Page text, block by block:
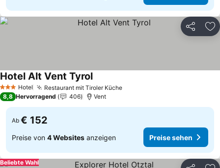
Teilen
3 SterneHotel Restaurant mit Tiroler Küche
Hotel Alt Vent Tyrol
8,8 Hervorragend 406 Vent
Ab € 152
Preise von 4 Websites anzeigen Preise sehen
Beliebte Wahl